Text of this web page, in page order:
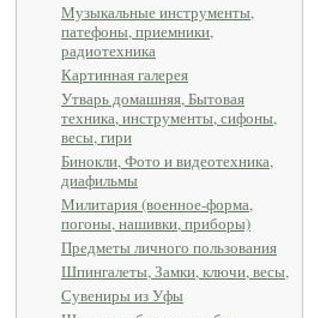
Музыкальные инструменты,
патефоны, приемники,
радиотехника
Картинная галерея
Утварь домашняя, Бытовая
техника, инструменты, сифоны,
весы, гири
Бинокли, Фото и видеотехника,
диафильмы
Милитария (военное-форма,
погоны, нашивки, приборы)
Предметы личного пользования
Шпингалеты, Замки, ключи, весы,
Сувениры из Уфы